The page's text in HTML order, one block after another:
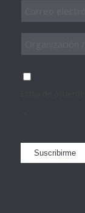
Empresa
Consentimiento
Suscribirme